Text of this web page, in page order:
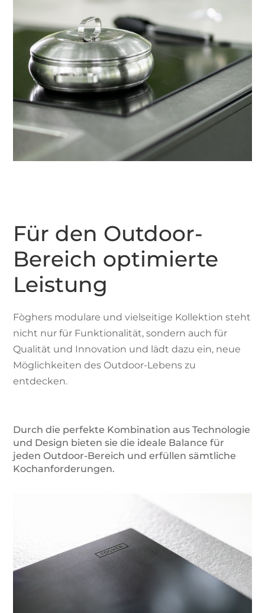
Für den Outdoor-
Bereich optimierte
Leistung
Fòghers modulare und vielseitige Kollektion steht
nicht nur für Funktionalität, sondern auch für
Qualität und Innovation und lädt dazu ein, neue
Möglichkeiten des Outdoor-Lebens zu
entdecken.
Durch die perfekte Kombination aus Technologie
und Design bieten sie die ideale Balance für
jeden Outdoor-Bereich und erfüllen sämtliche
Kochanforderungen.